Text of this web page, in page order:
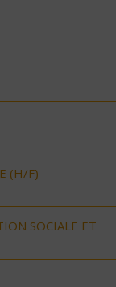
(H/F)
SOCIALE ET